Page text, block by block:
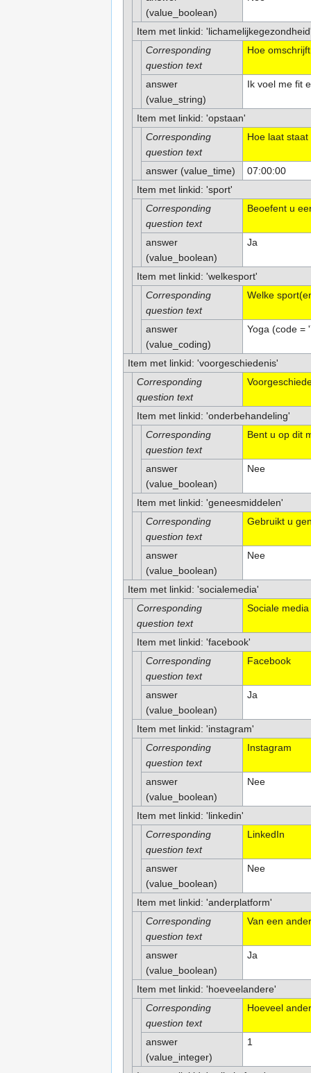
(value_boolean)
Item met linkid:
Corresponding
question text
Hoe
answer
(value_string)
Ik voel me fit
Item met linkid: 'opstaan'
Corresponding
question text
Hoe laat
answer (value_time)
07:00:00
Item met linkid: 'sport'
Corresponding
question text
Beoefent u
answer
(value_boolean)
Ja
Item met linkid: 'welkesport'
Corresponding
question text
Welke
answer
(value_coding)
Yoga (code =
Item met linkid: 'voorgeschiedenis'
Corresponding
question text
Item met linkid: 'onderbehandeling'
Corresponding
question text
Bent u op dit
answer
(value_boolean)
Nee
Item met linkid: 'geneesmiddelen'
Corresponding
question text
Gebruikt u
answer
(value_boolean)
Nee
Item met linkid: 'socialemedia'
Corresponding
question text
Sociale media
Item met linkid: 'facebook'
Corresponding
question text
Facebook
answer
(value_boolean)
Ja
Item met linkid: 'instagram'
Corresponding
question text
Instagram
answer
(value_boolean)
Nee
Item met linkid: 'linkedin'
Corresponding
question text
LinkedIn
answer
(value_boolean)
Nee
Item met linkid: 'anderplatform'
Corresponding
question text
Van een
answer
(value_boolean)
Ja
Item met linkid: 'hoeveelandere'
Corresponding
question text
Hoeveel
answer
(value_integer)
1